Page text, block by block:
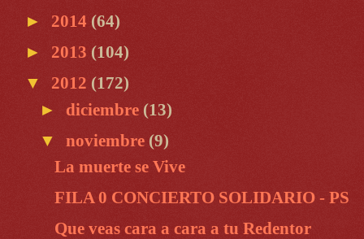
► 2014 (64)
► 2013 (104)
▼ 2012 (172)
► diciembre (13)
▼ noviembre (9)
La muerte se Vive
FILA 0 CONCIERTO SOLIDARIO - PS
Que veas cara a cara a tu Redentor